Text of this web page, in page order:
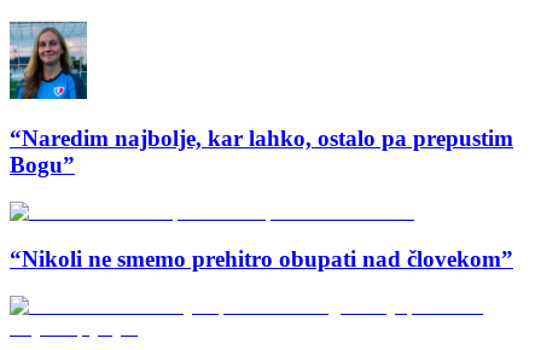
“Naredim najbolje, kar lahko, ostalo pa prepustim
Bogu”
“Nikoli ne smemo prehitro obupati nad človekom”